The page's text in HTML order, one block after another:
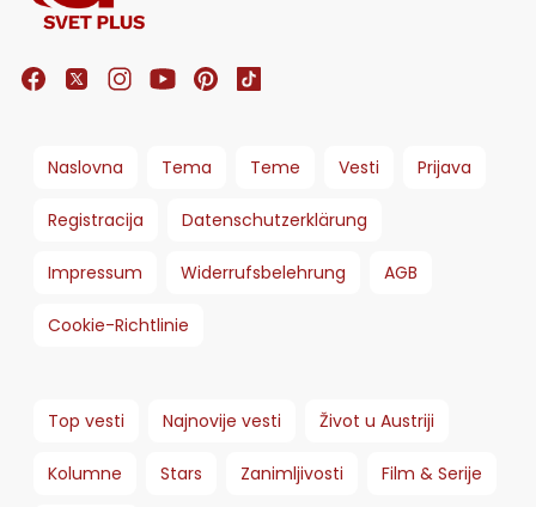
Naslovna Tema Teme Vesti Prijava
Registracija Datenschutzerklärung
Impressum Widerrufsbelehrung AGB
Cookie-Richtlinie
Top vesti Najnovije vesti Život u Austriji
Kolumne Stars Zanimljivosti Film & Serije